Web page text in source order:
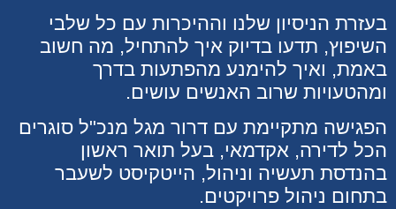
בעזרת הניסיון שלנו וההיכרות עם כל שלבי
השיפוץ, תדעו בדיוק איך להתחיל, מה חשוב
באמת, ואיך להימנע מהפתעות בדרך
ומהטעויות שרוב האנשים עושים.
הפגישה מתקיימת עם דרור מגל מנכ"ל סוגרים
הכל לדירה, אקדמאי, בעל תואר ראשון
בהנדסת תעשיה וניהול, הייטקיסט לשעבר
בתחום ניהול פרויקטים.